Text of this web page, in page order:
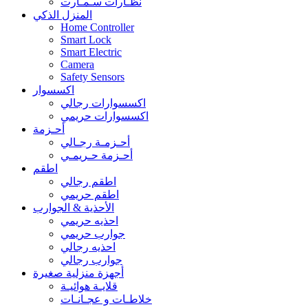
المنزل الذكي
Home Controller
Smart Lock
Smart Electric
Camera
Safety Sensors
اكسسوار
اكسسوارات رجالي
اكسسوارات حريمي
أحـزمة
أحـزمـة رجـالي
أحـزمة حـريمـي
اطقم
اطقم رجالي
اطقم حريمي
الأحذية & الجوارب
احذيه حريمي
جوارب حريمي
احذيه رجالي
جوارب رجالي
أجهزة منزلية صغيرة
قلايـة هوائيـة
خلاطـات و عجـانـات